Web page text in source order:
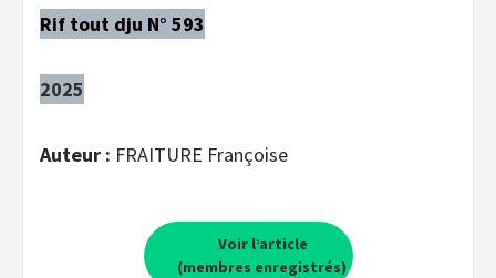
Rif tout dju N° 593
2025
Auteur : FRAITURE Françoise
Voir l’article
(membres enregistrés)